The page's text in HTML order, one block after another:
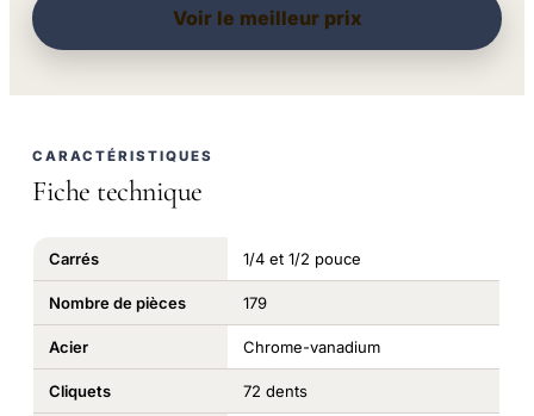
Voir le meilleur prix
CARACTÉRISTIQUES
Fiche technique
Carrés 1/4 et 1/2 pouce
Nombre de pièces 179
Acier Chrome-vanadium
Cliquets 72 dents